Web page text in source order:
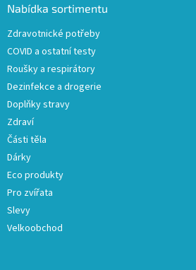
Nabídka sortimentu
Zdravotnické potřeby
COVID a ostatní testy
Roušky a respirátory
Dezinfekce a drogerie
Doplňky stravy
Zdraví
Části těla
Dárky
Eco produkty
Pro zvířata
Slevy
Velkoobchod